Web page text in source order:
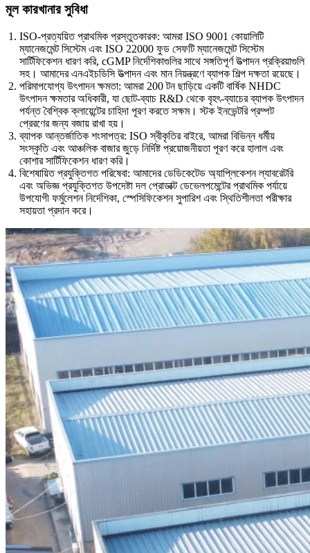
মূল কারখানার সুবিধা
ISO-প্রত্যয়িত প্রাথমিক প্রস্তুতকারক: আমরা ISO 9001 কোয়ালিটি
ম্যানেজমেন্ট সিস্টেম এবং ISO 22000 ফুড সেফটি ম্যানেজমেন্ট সিস্টেম
সার্টিফিকেশন ধারণ করি, cGMP নির্দেশিকাগুলির সাথে সঙ্গতিপূর্ণ উত্পাদন প্রক্রিয়াগুলি
সহ। আমাদের এনএইচডিসি উত্পাদন এবং মান নিয়ন্ত্রণে ব্যাপক শিল্প দক্ষতা রয়েছে।
পরিমাপযোগ্য উৎপাদন ক্ষমতা: আমরা 200 টন ছাড়িয়ে একটি বার্ষিক NHDC
উৎপাদন ক্ষমতার অধিকারী, যা ছোট-ব্যাচ R&D থেকে বৃহৎ-ব্যাচের ব্যাপক উৎপাদন
পর্যন্ত বৈশ্বিক ক্লায়েন্টের চাহিদা পূরণ করতে সক্ষম। স্টক ইনভেন্টরি প্রম্পট
প্রেরণের জন্য বজায় রাখা হয়।
ব্যাপক আন্তর্জাতিক শংসাপত্র: ISO স্বীকৃতির বাইরে, আমরা বিভিন্ন ধর্মীয়
সংস্কৃতি এবং আঞ্চলিক বাজার জুড়ে নির্দিষ্ট প্রয়োজনীয়তা পূরণ করে হালাল এবং
কোশার সার্টিফিকেশন ধারণ করি।
বিশেষায়িত প্রযুক্তিগত পরিষেবা: আমাদের ডেডিকেটেড অ্যাপ্লিকেশন ল্যাবরেটরি
এবং অভিজ্ঞ প্রযুক্তিগত উপদেষ্টা দল প্রোডাক্ট ডেভেলপমেন্টের প্রাথমিক পর্যায়ে
উপযোগী ফর্মুলেশন নির্দেশিকা, স্পেসিফিকেশন সুপারিশ এবং স্থিতিশীলতা পরীক্ষার
সহায়তা প্রদান করে।